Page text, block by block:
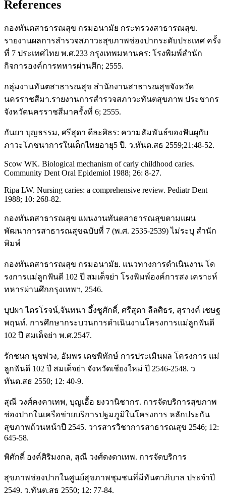
References
กองทันตสาธารณสุข กรมอนามัย กระทรวงสาธารณสุข.
รายงานผลการสำรวจสภาวะสุขภาพช่องปากระดับประเทศ ครั้ง
ที่ 7 ประเทศไทย พ.ศ.233 กรุงเทพมหานคร: โรงพิมพ์สำนัก
กิจการองค์การทหารผ่านศึก; 2555.
กลุ่มงานทันตสาธารณสุข สำนักงานสาธารณสุขจังหวัด
นครราชสีมา.รายงานการสำรวจสภาวะทันตสุขภาพ ประชากร
จังหวัดนครราชสีมาครั้งที่ 6; 2555.
กันยา บุญธรรม, ศรีสุดา ดีละศิธร: ความสัมพันธ์ของฟันผุกับ
ภาวะโภชนาการในเด็กไทยอายุ5 ปี. ว.ทันต.สธ 2559;21:48-52.
Scow WK. Biological mechanism of carly childhood caries.
Community Dent Oral Epidemiol 1988; 26: 8-27.
Ripa LW. Nursing caries: a comprehensive review. Pediatr Dent
1988; 10: 268-82.
กองทันตสาธารณสุข แผนงานทันตสาธารณสุขตามแผน
พัฒนาการสาธารณสุขฉบับที่ 7 (พ.ศ. 2535-2539) ไม่ระบุ สำนัก
พิมพ์
กองทันตสาธารณสุข กรมอนามัย. แนวทางการดำเนินงาน โด
รงการแม่ลูกฟันดี 102 ปี สมเด็จย่า โรงพิมพ์องค์การสง เคราะห์
ทหารผ่านศึกกรุงเทพฯ, 2546.
บุปผา ไตรโรจน์,จันทนา อึ้งชูศักดิ์, ศรีสุดา ลีลศิธร, สุรางค์ เชษฐ
พฤนท์. การศึกษากระบวนการดำเนินงานโครงการแม่ลูกฟันดี
102 ปี สมเด็จย่า พ.ศ.2547.
รักชนก นุชพ่วง, อัมพร เดชพิทักษ์ การประเมินผล โครงการ แม่
ลูกฟันดี 102 ปี สมเด็จย่า จังหวัดเชียงใหม่ ปี 2546-2548. ว
ทันต.สธ 2550; 12: 40-9.
สุณี วงศ์คงคาเทพ, บุญเอื้อ ยงวานิชากร. การจัดบริการสุขภาพ
ช่องปากในเครือข่ายบริการปฐมภูมิในโครงการ หลักประกัน
สุขภาพถ้วนหน้าปี 2545. วารสารวิชาการสาธารณสุข 2546; 12:
645-58.
พิศักดิ์ องค์ศิริมงกล, สุณี วงศ์ดงดาเทพ. การจัดบริการ
สุขภาพช่องปากในศูนย์สุขภาพชุมชนที่มีทันตาภิบาล ประจำปี
2549. ว.ทันต.สธ 2550; 12: 77-84.